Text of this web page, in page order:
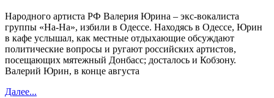
Народного артиста РФ Валерия Юрина – экс-вокалиста
группы «На-На», избили в Одессе. Находясь в Одессе, Юрин
в кафе услышал, как местные отдыхающие обсуждают
политические вопросы и ругают российских артистов,
посещающих мятежный Донбасс; досталось и Кобзону.
Валерий Юрин, в конце августа
Далее...